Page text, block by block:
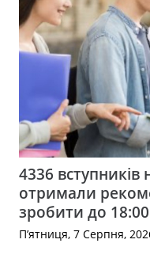
4336
отримали
зробити до
П’ятниця, 7 Серпня,